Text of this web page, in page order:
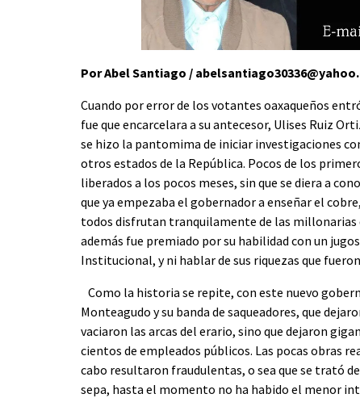
Por Abel Santiago /
Cuando por error de los votantes oaxaqueños
fue que encarcelara a su antecesor, Ulises Ruiz
se hizo la pantomima de iniciar investigaciones
otros estados de la República. Pocos de los
liberados a los pocos meses, sin que se diera a
que ya empezaba el gobernador a enseñar el
todos disfrutan tranquilamente de las millonarias
además fue premiado por su habilidad con un
Institucional, y ni hablar de sus riquezas que
Como la historia se repite, con este nuevo
Monteagudo y su banda de saqueadores, que
vaciaron las arcas del erario, sino que dejaron
cientos de empleados públicos. Las pocas obras
cabo resultaron fraudulentas, o sea que se trató
sepa, hasta el momento no ha habido el menor